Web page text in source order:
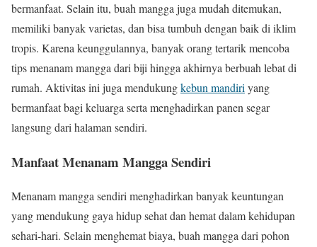
bermanfaat. Selain itu, buah mangga juga mudah ditemukan,
memiliki banyak varietas, dan bisa tumbuh dengan baik di iklim
tropis. Karena keunggulannya, banyak orang tertarik mencoba
tips menanam mangga dari biji hingga akhirnya berbuah lebat di
rumah. Aktivitas ini juga mendukungkebun mandiri yang
bermanfaat bagi keluarga serta menghadirkan panen segar
langsung dari halaman sendiri.
Manfaat Menanam Mangga Sendiri
Menanam mangga sendiri menghadirkan banyak keuntungan
yang mendukung gaya hidup sehat dan hemat dalam kehidupan
sehari-hari. Selain menghemat biaya, buah mangga dari pohon